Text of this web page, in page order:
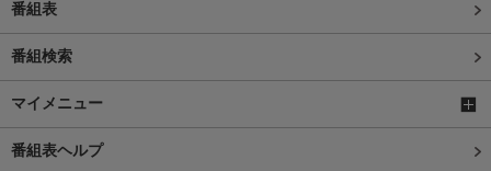
番組表
番組検索
マイメニュー
番組表ヘルプ